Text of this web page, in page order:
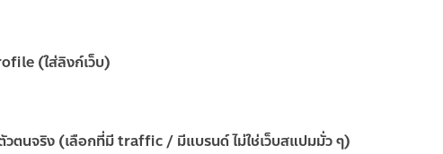
(ใส่ลิงก์เว็บ)
นจริง (เลือกที่มี traffic / มีแบรนด์ ไม่ใช่เว็บสแปมมั่ว ๆ)